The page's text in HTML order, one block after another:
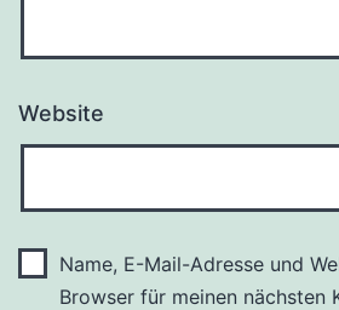
Website
Name, E-Mail-Adresse und
Browser für meinen nächsten